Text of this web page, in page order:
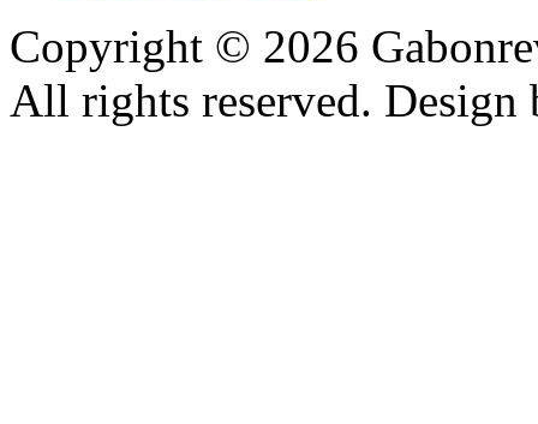
Copyright © 2026
All rights reserved.